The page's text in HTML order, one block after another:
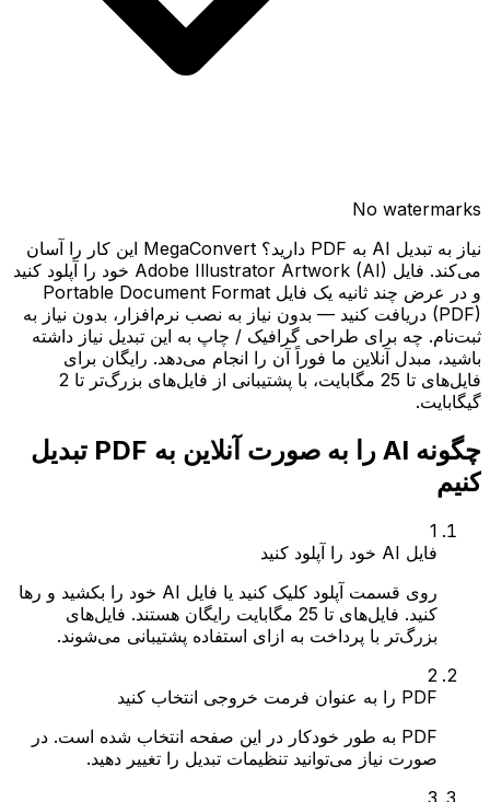
No watermarks
نیاز به تبدیل AI به PDF دارید؟ MegaConvert این کار را آسان
می‌کند. فایل Adobe Illustrator Artwork (AI) خود را آپلود کنید
و در عرض چند ثانیه یک فایل Portable Document Format
(PDF) دریافت کنید — بدون نیاز به نصب نرم‌افزار، بدون نیاز به
ثبت‌نام. چه برای طراحی گرافیک / چاپ به این تبدیل نیاز داشته
باشید، مبدل آنلاین ما فوراً آن را انجام می‌دهد. رایگان برای
فایل‌های تا 25 مگابایت، با پشتیبانی از فایل‌های بزرگ‌تر تا 2
گیگابایت.
چگونه AI را به صورت آنلاین به PDF تبدیل
کنیم
1
فایل AI خود را آپلود کنید
روی قسمت آپلود کلیک کنید یا فایل AI خود را بکشید و رها
کنید. فایل‌های تا 25 مگابایت رایگان هستند. فایل‌های
بزرگ‌تر با پرداخت به ازای استفاده پشتیبانی می‌شوند.
2
PDF را به عنوان فرمت خروجی انتخاب کنید
PDF به طور خودکار در این صفحه انتخاب شده است. در
صورت نیاز می‌توانید تنظیمات تبدیل را تغییر دهید.
3